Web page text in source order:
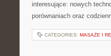
interesujące: nowych
porównaniach oraz
CATEGORIES: MASAŻE I